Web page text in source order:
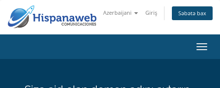
Azerbaijani Giriş Səbətə bax